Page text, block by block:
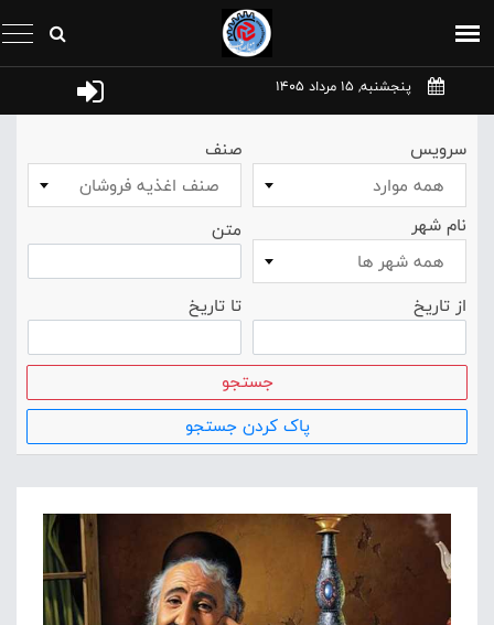
پنجشنبه, 15 مرداد 1405
سرویس
همه موارد
صنف
صنف اغذيه فروشان
نام شهر
همه شهر ها
متن
از تاریخ تا تاریخ
جستجو
پاک کردن جستجو